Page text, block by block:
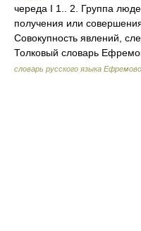
череда I 1.. 2. Группа
получения или
Совокупность явлений,
Толковый словарь
словарь русского языка